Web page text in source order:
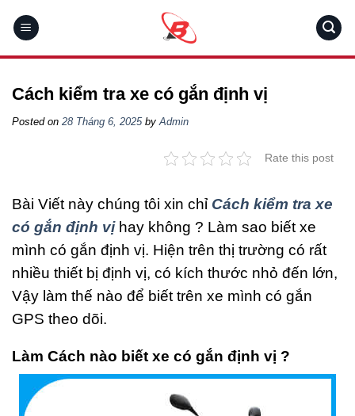
Cách kiểm tra xe có gắn định vị
Posted on 28 Tháng 6, 2025byAdmin
Rate this post
Bài Viết này chúng tôi xin chỉ Cách kiểm tra xe
có gắn định vịhay không ? Làm sao biết xe
mình có gắn định vị. Hiện trên thị trường có rất
nhiều thiết bị định vị, có kích thước nhỏ đến lớn,
Vậy làm thế nào để biết trên xe mình có gắn
GPS theo dõi.
Làm Cách nào biết xe có gắn định vị ?